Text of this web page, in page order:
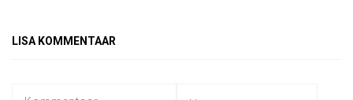
LISA KOMMENTAAR